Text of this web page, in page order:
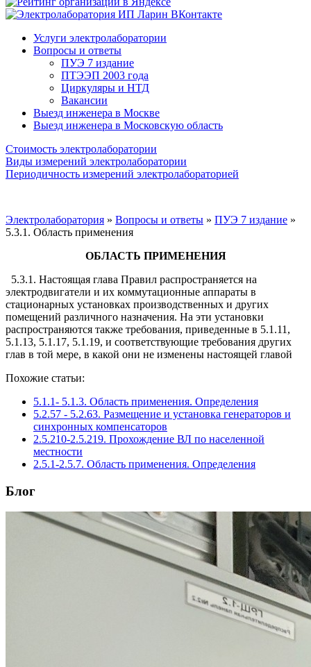
Услуги электролаборатории
Вопросы и ответы
ПУЭ 7 издание
ПТЭЭП 2003 года
Циркуляры и НТД
Вакансии
Выезд инженера в Москве
Выезд инженера в Московскую область
Стоимость электролаборатории
Виды измерений электролаборатории
Периодичность измерений электролабораторией
Электролаборатория » Вопросы и ответы » ПУЭ 7 издание »
5.3.1. Область применения
ОБЛАСТЬ ПРИМЕНЕНИЯ
5.3.1. Настоящая глава Правил распространяется на
электродвигатели и их коммутационные аппараты в
стационарных установках производственных и других
помещений различного назначения. На эти установки
распространяются также требования, приведенные в 5.1.11,
5.1.13, 5.1.17, 5.1.19, и соответствующие требования других
глав в той мере, в какой они не изменены настоящей главой
Похожие статьи:
5.1.1- 5.1.3. Область применения. Определения
5.2.57 - 5.2.63. Размещение и установка генераторов и
синхронных компенсаторов
2.5.210-2.5.219. Прохождение ВЛ по населенной
местности
2.5.1-2.5.7. Область применения. Определения
Блог